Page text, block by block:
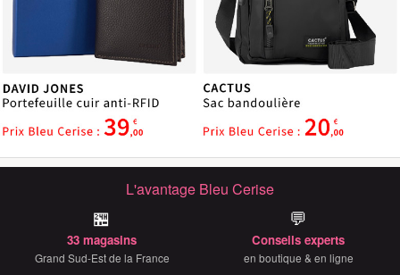
L'avantage Bleu Cerise
🏪
33 magasins
Grand Sud-Est de la France
💬
Conseils experts
en boutique & en ligne